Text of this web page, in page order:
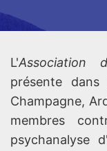
L'Association
présente
Champagne,
membres
psychanalyse